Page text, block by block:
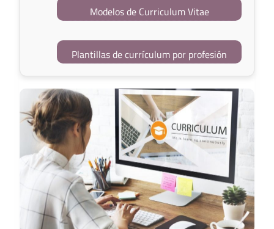
Modelos de Curriculum Vitae
Plantillas de currículum por profesión